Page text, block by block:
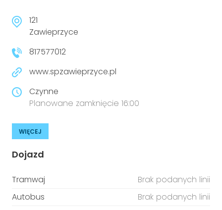
121
Zawieprzyce
817577012
www.spzawieprzyce.pl
Czynne
Planowane zamknięcie 16:00
WIĘCEJ
Dojazd
Tramwaj
Brak podanych linii
Autobus
Brak podanych linii